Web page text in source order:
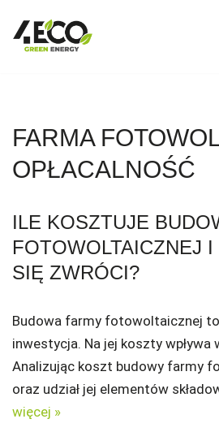
Przejdź
FARMA
OPŁACALNOŚĆ
ILE KOSZTUJE
FOTOWOLTAICZNEJ
SIĘ ZWRÓCI?
Budowa farmy fotowoltaicznej to
inwestycja. Na jej koszty wpływa
Analizując koszt budowy farmy
oraz udział jej elementów
więcej »